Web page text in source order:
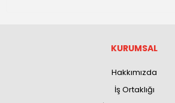
KURUMSAL
Hakkımızda
İş Ortaklığı